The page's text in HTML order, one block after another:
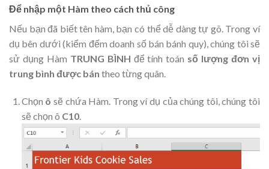
Để nhập một Hàm theo cách thủ công
Nếu bạn đã biết tên hàm, bạn có thể dễ dàng tự gõ. Trong ví
dụ bên dưới (kiểm đếm doanh số bán bánh quy), chúng tôi sẽ
sử dụng Hàm TRUNG BÌNH để tính toán số lượng đơn vị
trung bình được bán theo từng quân.
Chọn ô sẽ chứa Hàm. Trong ví dụ của chúng tôi, chúng tôi
sẽ chọn ô C10.